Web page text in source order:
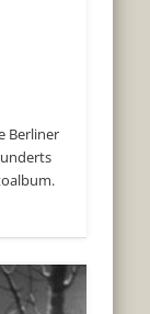
Berliner